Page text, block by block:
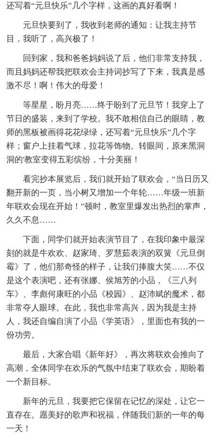
还写着“元旦快乐”几个字样，这画的真好看啊！
元旦快要到了，我收到老师的通知：让我主持节
目，我听了，高兴极了！
回到家，我和爸爸妈妈说了后，他们非常支持我，
而且妈妈还帮我把联欢会主持词抄写了下来，我真是感
激不尽！啊！伟大的母爱！
等星星，盼月亮……终于盼到了元旦节！我穿上了
节日的盛装，来到了学校。我不敢相信自己的眼睛，教
师的黑板被画得花花绿绿，还写着“元旦快乐”几个字
样；窗户上挂着气球，拉花等饰物。转眼间，原来黑洞
洞的'教室变得五彩缤纷，十分美丽！
看完抄本展览后，我们就开始了联欢会，“当日历又
翻开新的一页，当小树又增加一个年轮……年级一班新
年联欢会现在开始！”顿时，教室里爆发出热烈的掌声，
久久不息……
下面，同学们就开始表演节目了，在我印象中最深
刻的就是牛欢欢、赵家琦、罗慧茹表演的双簧《元旦倒
霉》了，他们那奇怪的样子，让我们捧腹大笑……不仅
是这个表演吧，还有张娜、侯旭芳的小品，《三八列
车》、李彪何康旺的小品《校园》、赵沛斌的魔术，都
非常夺人眼球。在此，我也非常高兴，因为我是主持
人，我还自编自演了小品《学英语》，里面也有我的一
份功劳。
最后，大家合唱《新年好》，再次将联欢会推向了
高潮，全体同学在欢乐的气氛中结束了联欢会，期盼着
一个新目标。
新年的元旦，我要把它保留在记忆的深处，让它一
直存在。愿美好的歌声和祝福，伴随我们新的一年的每
一天！